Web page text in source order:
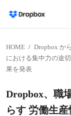
HOME Dropbox か
における集中力の途
果を発表
Dropbox、職
らす 労働生